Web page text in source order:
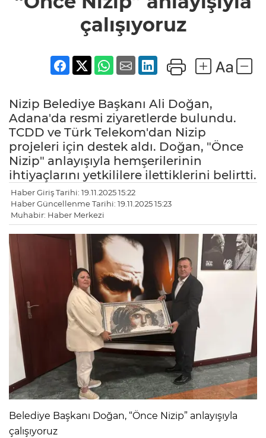
çalışıyoruz
Nizip Belediye Başkanı Ali Doğan,
Adana'da resmi ziyaretlerde bulundu.
TCDD ve Türk Telekom'dan Nizip
projeleri için destek aldı. Doğan, "Önce
Nizip" anlayışıyla hemşerilerinin
ihtiyaçlarını yetkililere ilettiklerini belirtti.
Haber Giriş Tarihi: 19.11.2025 15:22
Haber Güncellenme Tarihi: 19.11.2025 15:23
Muhabir: Haber Merkezi
Belediye Başkanı Doğan, “Önce Nizip” anlayışıyla
çalışıyoruz